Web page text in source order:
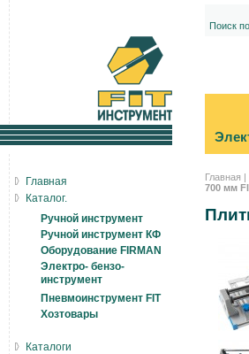
Поиск
Главная |
700 мм
Главная
Каталог.
Ручной инструмент
Ручной инструмент КФ
Оборудование FIRMAN
Электро- бензо-
инструмент
Пневмоинструмент FIT
Хозтовары
Каталоги